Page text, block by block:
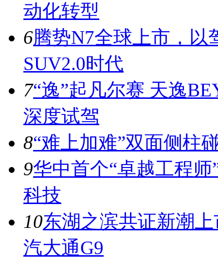
动化转型
6腾势N7全球上市，以
SUV2.0时代
7“逸”起凡尔赛 天逸
深度试驾
8“难上加难”双面侧柱
9华中首个“卓越工程
科技
10东湖之滨共证新潮
汽大通G9